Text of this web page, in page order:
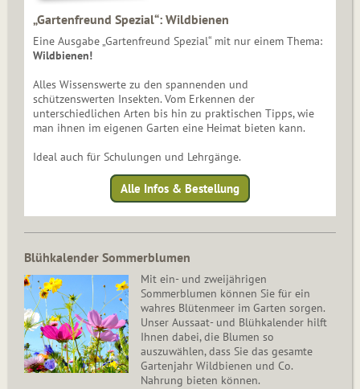
„Gartenfreund Spezial“: Wildbienen
Eine Ausgabe „Gartenfreund Spezial“ mit nur einem Thema:
Wildbienen!
Alles Wissenswerte zu den spannenden und
schützenswerten Insekten. Vom Erkennen der
unterschiedlichen Arten bis hin zu praktischen Tipps, wie
man ihnen im eigenen Garten eine Heimat bieten kann.
Ideal auch für Schulungen und Lehrgänge.
Alle Infos & Bestellung
Blühkalender Sommerblumen
Mit ein- und zweijährigen
Sommerblumen können Sie für ein
wahres Blütenmeer im Garten sorgen.
Unser Aussaat- und Blühkalender hilft
Ihnen dabei, die Blumen so
auszuwählen, dass Sie das gesamte
Gartenjahr Wildbienen und Co.
Nahrung bieten können.